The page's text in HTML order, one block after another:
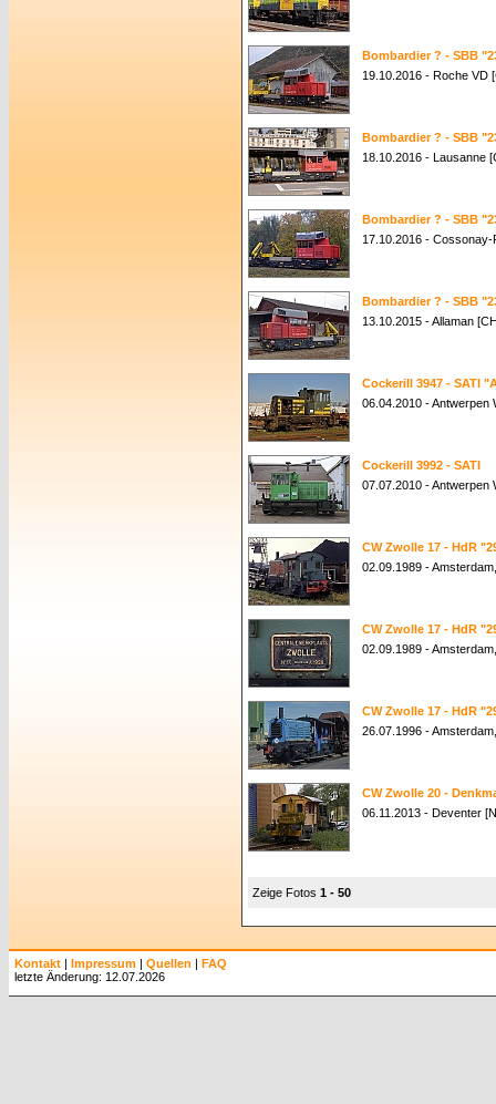
Bombardier ? - SBB
19.10.2016 - Roche VD
Bombardier ? - SBB
18.10.2016 - Lausanne
Bombardier ? - SBB
17.10.2016 - Cossonay-
Bombardier ? - SBB
13.10.2015 - Allaman
Cockerill 3947 - SATI
06.04.2010 - Antwerpen
Cockerill 3992 - SATI
07.07.2010 - Antwerpen
CW Zwolle 17 - HdR
02.09.1989 -
CW Zwolle 17 - HdR
02.09.1989 -
CW Zwolle 17 - HdR
26.07.1996 -
CW Zwolle 20 -
06.11.2013 - Deventer
Zeige Fotos 1 - 50
Kontakt | Impressum | Quellen | FAQ
letzte Änderung: 12.07.2026